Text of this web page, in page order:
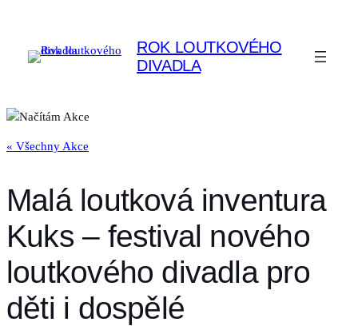
ROK LOUTKOVÉHO
DIVADLA
« Všechny Akce
Malá loutková inventura
Kuks – festival nového
loutkového divadla pro
děti i dospělé